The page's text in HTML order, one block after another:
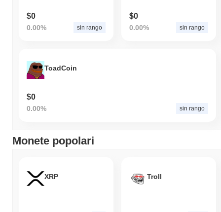
$0
0.00% sin rango
$0
0.00% sin rango
ToadCoin
$0
0.00% sin rango
Monete popolari
XRP Troll